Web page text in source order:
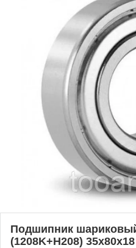
Подшипник
(1208K+H208) 35x80x18